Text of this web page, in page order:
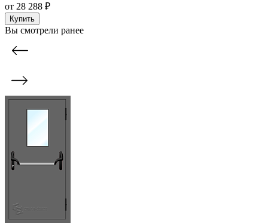
от 28 288 ₽
Купить
Вы смотрели ранее